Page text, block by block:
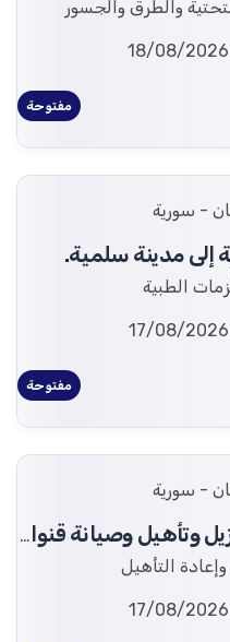
والطرق والجسور
مفتوحة
- سورية
إلى مدينة سلمية.
الطبية
مفتوحة
- سورية
تنفيذ أعمال تعزيل وتأهيل وصيانة قنوات الري الرئيسية في قرية قلعة المضيق بريف حماه.
التأهيل